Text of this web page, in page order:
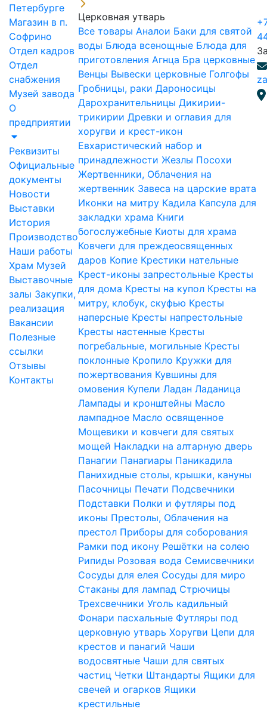
Петербурге
Магазин в п.
Софрино
Отдел кадров
Отдел
снабжения
Музей завода
О
предприятии
Реквизиты
Официальные
документы
Новости
Выставки
История
Производство
Наши работы
Храм Музей
Выставочные
залы Закупки,
реализация
Вакансии
Полезные
ссылки
Отзывы
Контакты
Церковная утварь
Все товары Аналои Баки для святой
воды Блюда всенощные Блюда для
приготовления Агнца Бра церковные
Венцы Вывески церковные Голгофы
Гробницы, раки Дароносицы
Дарохранительницы Дикирии-
трикирии Древки и оглавия для
хоругви и крест-икон
Евхаристический набор и
принадлежности Жезлы Посохи
Жертвенники, Облачения на
жертвенник Завеса на царские врата
Иконки на митру Кадила Капсула для
закладки храма Книги
богослужебные Киоты для храма
Ковчеги для преждеосвященных
даров Копие Крестики нательные
Крест-иконы запрестольные Кресты
для дома Кресты на купол Кресты на
митру, клобук, скуфью Кресты
наперсные Кресты напрестольные
Кресты настенные Кресты
погребальные, могильные Кресты
поклонные Кропило Кружки для
пожертвования Кувшины для
омовения Купели Ладан Ладаница
Лампады и кронштейны Масло
лампадное Масло освященное
Мощевики и ковчеги для святых
мощей Накладки на алтарную дверь
Панагии Панагиары Паникадила
Панихидные столы, крышки, кануны
Пасочницы Печати Подсвечники
Подставки Полки и футляры под
иконы Престолы, Облачения на
престол Приборы для соборования
Рамки под икону Решётки на солею
Рипиды Розовая вода Семисвечники
Сосуды для елея Сосуды для миро
Стаканы для лампад Стрючицы
Трехсвечники Уголь кадильный
Фонари пасхальные Футляры под
церковную утварь Хоругви Цепи для
крестов и панагий Чаши
водосвятные Чаши для святых
частиц Четки Штандарты Ящики для
свечей и огарков Ящики
крестильные